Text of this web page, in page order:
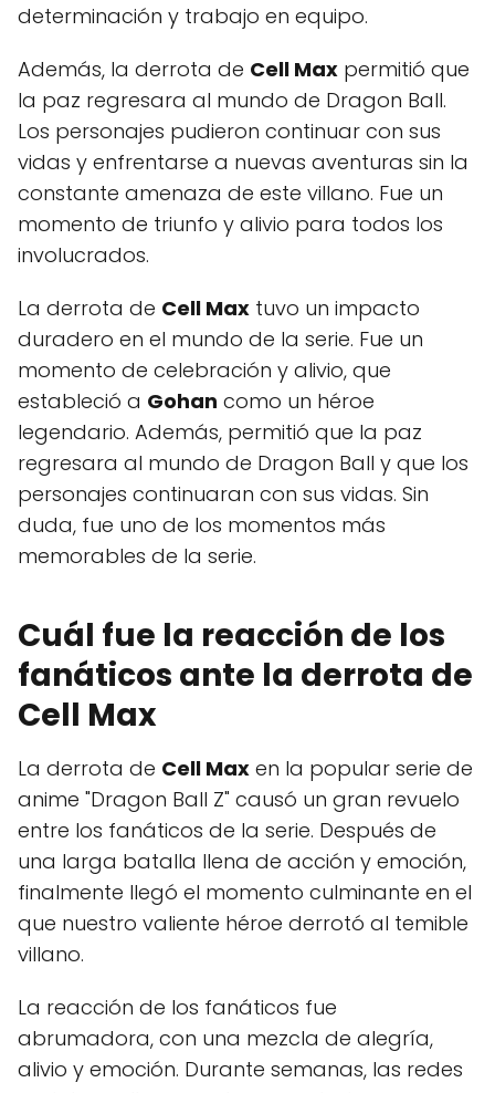
determinación y trabajo en equipo.
Además, la derrota de Cell Max permitió que
la paz regresara al mundo de Dragon Ball.
Los personajes pudieron continuar con sus
vidas y enfrentarse a nuevas aventuras sin la
constante amenaza de este villano. Fue un
momento de triunfo y alivio para todos los
involucrados.
La derrota de Cell Max tuvo un impacto
duradero en el mundo de la serie. Fue un
momento de celebración y alivio, que
estableció a Gohan como un héroe
legendario. Además, permitió que la paz
regresara al mundo de Dragon Ball y que los
personajes continuaran con sus vidas. Sin
duda, fue uno de los momentos más
memorables de la serie.
Cuál fue la reacción de los
fanáticos ante la derrota de
Cell Max
La derrota de Cell Max en la popular serie de
anime "Dragon Ball Z" causó un gran revuelo
entre los fanáticos de la serie. Después de
una larga batalla llena de acción y emoción,
finalmente llegó el momento culminante en el
que nuestro valiente héroe derrotó al temible
villano.
La reacción de los fanáticos fue
abrumadora, con una mezcla de alegría,
alivio y emoción. Durante semanas, las redes